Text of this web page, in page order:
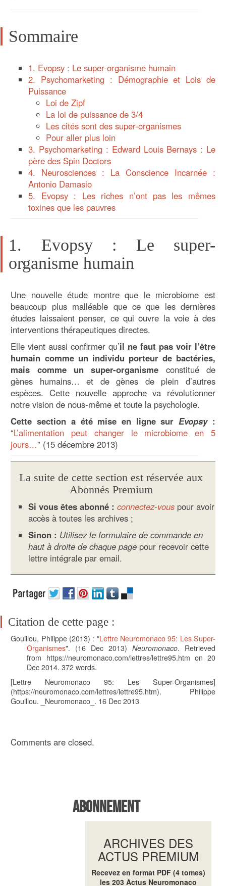
Sommaire
1. Evopsy : Le super-organisme humain
2. Psychomarketing : Démographie et Lois de
Puissance
Loi de Zipf
La loi de puissance de 3/4
Les cités sont des super-organismes
Pour aller plus loin
3. Psychomarketing : Edward Louis Bernays : Le
père des Spin Doctors
4. Neurosciences : La Conscience Incarnée :
Antonio Damasio
5. Evopsy : Les riches n’ont pas les mêmes
toxines que les pauvres
1. Evopsy : Le super-
organisme humain
Une nouvelle étude montre que le microbiome est
beaucoup plus malléable que ce que les dernières
études laissaient penser, ce qui ouvre la voie à des
interventions thérapeutiques directes.
Elle vient aussi confirmer qu’il ne faut pas voir l’être
humain comme un individu porteur de bactéries,
mais comme un super-organisme constitué de
gènes humains… et de gènes de plein d’autres
espèces. Cette nouvelle approche va révolutionner
notre vision de nous-même et toute la psychologie.
Cette section a été mise en ligne surEvopsy:
“L’alimentation peut changer le microbiome en 5
jours…” (15 décembre 2013)
La suite de cette section est réservée aux
Abonnés Premium
Si vous êtes abonné : connectez-vous pour avoir
accès à toutes les archives ;
Sinon : Utilisez le formulaire de commande en
haut à droite de chaque page pour recevoir cette
lettre intégrale par email.
Citation de cette page :
Gouillou, Philippe(2013) : "Lettre Neuromonaco 95: Les Super-
Organismes". (16 Dec 2013) Neuromonaco. Retrieved
from https://neuromonaco.com/lettres/lettre95.htm on 20
Dec 2014.372 words.
[Lettre Neuromonaco 95: Les Super-Organismes]
(https://neuromonaco.com/lettres/lettre95.htm). Philippe
Gouillou. _Neuromonaco_. 16 Dec 2013
Comments are closed.
Abonnement
ARCHIVES DES
ACTUS PREMIUM
Recevez en format PDF (4 tomes)
les 203 Actus Neuromonaco